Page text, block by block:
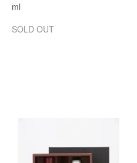
ml
SOLD OUT